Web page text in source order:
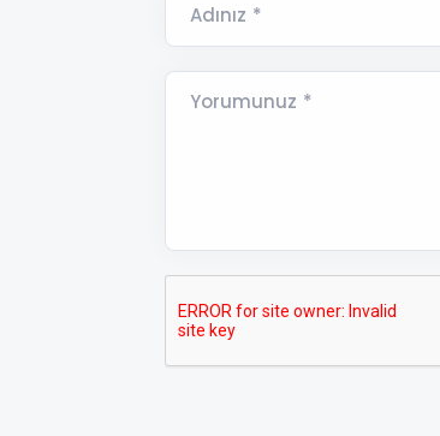
Adınız *
Yorumunuz *